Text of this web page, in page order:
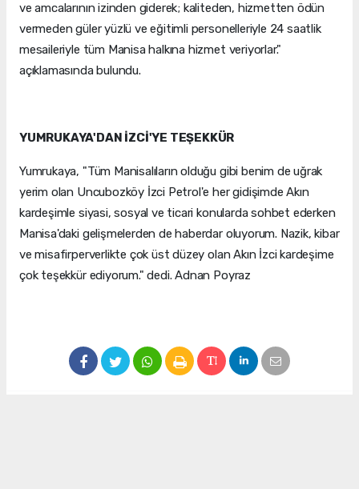
ve amcalarının izinden giderek; kaliteden, hizmetten ödün
vermeden güler yüzlü ve eğitimli personelleriyle 24 saatlik
mesaileriyle tüm Manisa halkına hizmet veriyorlar."
açıklamasında bulundu.
YUMRUKAYA'DAN İZCİ'YE TEŞEKKÜR
Yumrukaya, "Tüm Manisalıların olduğu gibi benim de uğrak
yerim olan Uncubozköy İzci Petrol'e her gidişimde Akın
kardeşimle siyasi, sosyal ve ticari konularda sohbet ederken
Manisa'daki gelişmelerden de haberdar oluyorum. Nazik, kibar
ve misafirperverlikte çok üst düzey olan Akın İzci kardeşime
çok teşekkür ediyorum." dedi. Adnan Poyraz